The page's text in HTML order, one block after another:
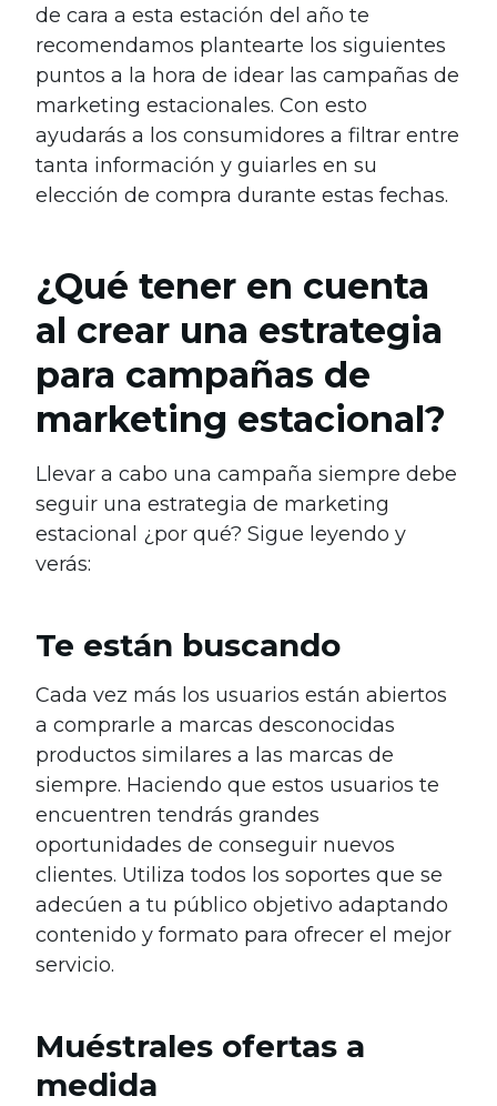
de cara a esta estación del año te
recomendamos plantearte los siguientes
puntos a la hora de idear las campañas de
marketing estacionales. Con esto
ayudarás a los consumidores a filtrar entre
tanta información y guiarles en su
elección de compra durante estas fechas.
¿Qué tener en cuenta
al crear una estrategia
para campañas de
marketing estacional?
Llevar a cabo una campaña siempre debe
seguir una estrategia de marketing
estacional ¿por qué? Sigue leyendo y
verás:
Te están buscando
Cada vez más los usuarios están abiertos
a comprarle a marcas desconocidas
productos similares a las marcas de
siempre. Haciendo que estos usuarios te
encuentren tendrás grandes
oportunidades de conseguir nuevos
clientes. Utiliza todos los soportes que se
adecúen a tu público objetivo adaptando
contenido y formato para ofrecer el mejor
servicio.
Muéstrales ofertas a
medida